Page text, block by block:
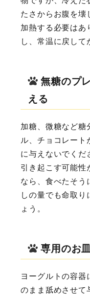
たさからお腹を壊
加熱する必要はあ
し、常温に戻して
無糖のプ
える
加糖、微糖など糖
ル、チョコレート
に与えないでくだ
引き起こす可能性
なら、食べたそう
しの量でも命取り
ょう。
専用のお
ヨーグルトの容器
のまま舐めさせて